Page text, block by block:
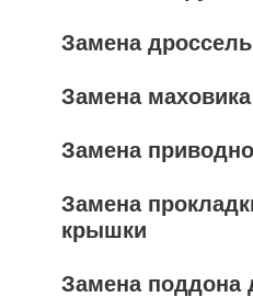
Замена
Замена маховика
Замена
Замена
крышки
Замена поддона